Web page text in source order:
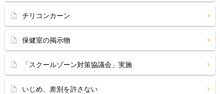
チリコンカーン
保健室の掲示物
「スクールゾーン対策協議会」実施
いじめ、差別を許さない